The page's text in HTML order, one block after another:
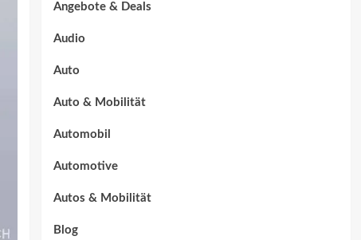
Angebote & Deals
Audio
Auto
Auto & Mobilität
Automobil
Automotive
Autos & Mobilität
Blog